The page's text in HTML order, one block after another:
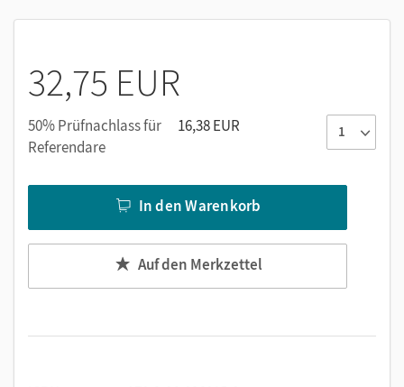
Download, verfügbar unter der Bestellnummer
1100029445)
32,75 EUR
50% Prüfnachlass für
Referendare
16,38 EUR
In den Warenkorb
Auf den Merkzettel